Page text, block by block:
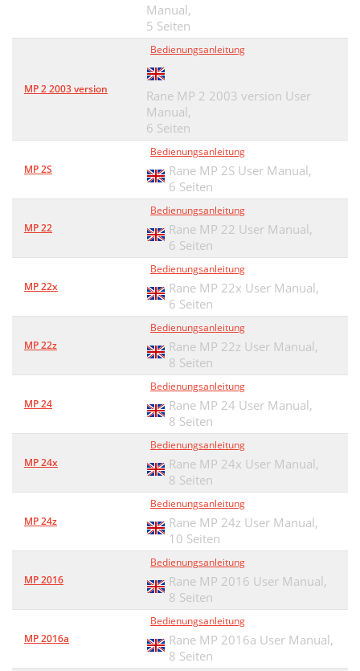
Manual,
5 Seiten
MP 2 2003 version
Bedienungsanleitung
Rane MP 2 2003 version User
Manual,
6 Seiten
MP 2S
Bedienungsanleitung
Rane MP 2S User Manual,
6 Seiten
MP 22
Bedienungsanleitung
Rane MP 22 User Manual,
6 Seiten
MP 22x
Bedienungsanleitung
Rane MP 22x User Manual,
6 Seiten
MP 22z
Bedienungsanleitung
Rane MP 22z User Manual,
8 Seiten
MP 24
Bedienungsanleitung
Rane MP 24 User Manual,
8 Seiten
MP 24x
Bedienungsanleitung
Rane MP 24x User Manual,
8 Seiten
MP 24z
Bedienungsanleitung
Rane MP 24z User Manual,
10 Seiten
MP 2016
Bedienungsanleitung
Rane MP 2016 User Manual,
8 Seiten
MP 2016a
Bedienungsanleitung
Rane MP 2016a User Manual,
8 Seiten